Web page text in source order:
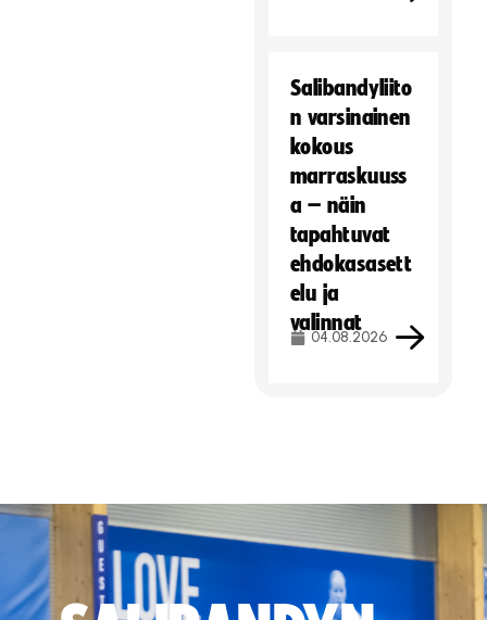
Salibandyliito
n varsinainen
kokous
marraskuuss
a – näin
tapahtuvat
ehdokasasett
elu ja
valinnat
04.08.2026